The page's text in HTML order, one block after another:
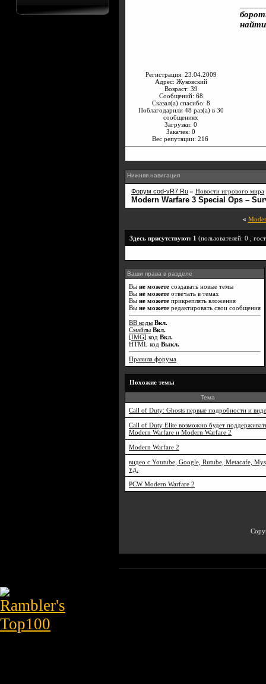
Регистрация: 23.04.2009
Адрес: Жуковский
Возраст: 39
Сообщений: 68
Сказал(а) спасибо: 8
Поблагодарили 48 раз(а) в 30
сообщениях
Загрузки: 0
Закачек: 0
Вес репутации: 216
Нижняя навигация
Форум cod-vR7.Ru » Новости игрового мира
Modern Warfare 3 Special Ops –
«
Здесь присутствуют: 1 (пользователей: 0 ,
Ваши права в разделе
Вы не можете создавать новые темы
Вы не можете отвечать в темах
Вы не можете прикреплять вложения
Вы не можете редактировать свои сообщения
BB коды Вкл.
Смайлы Вкл.
[IMG] код Вкл.
HTML код Выкл.
Правила форума
Похожие темы
Тема
Call of Duty: Ghosts первые подробности и
Call of Duty Elite возможно будет
Modern Warfare и Modern Warfare 2
Modern Warfare 2
видео с Youtube, Google, Rutube, Metacafe,
т.д.
PCW Modern Warfare 2